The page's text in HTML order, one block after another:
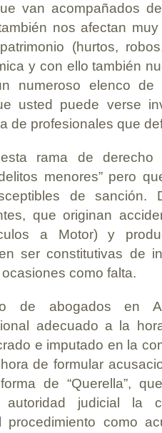
van acompañados
nos afectan
(hurtos,
y con ello también
numeroso elenco
usted puede verse
de profesionales que
rama de
menores” pero
de sanción.
que originan
a Motor) y
ser constitutivas de
como falta.
de abogados en
adecuado a la
e imputado en la
de formular
de “Querella”,
autoridad judicial la
procedimiento como